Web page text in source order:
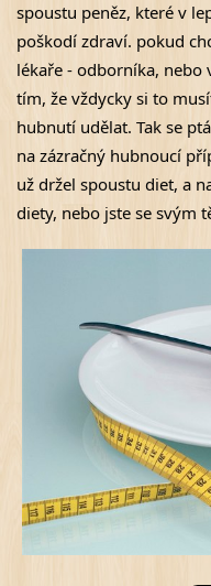
spoustu peněz, které v
poškodí zdraví. pokud
lékaře - odborníka, nebo
tím, že vždycky si to
hubnutí udělat. Tak se
na zázračný hubnoucí
už držel spoustu diet, a
diety, nebo jste se svým